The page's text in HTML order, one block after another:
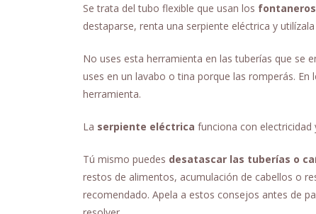
Se trata del tubo flexible que usan los fontaneros
destaparse, renta una serpiente eléctrica y
No uses esta herramienta en las tuberías que se
uses en un lavabo o tina porque las romperás.
herramienta.
La serpiente eléctrica funciona con
Tú mismo puedes desatascar las tuberías o
restos de alimentos, acumulación de cabellos o
recomendado. Apela a estos consejos antes de